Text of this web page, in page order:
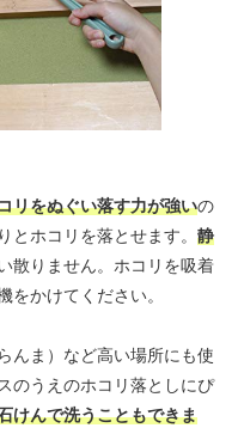
リをぬぐい落す力が強いの
とホコリを落とせます。 静
散りません。ホコリを吸着
をかけてください。
んま）など高い場所にも使
のうえのホコリ落としにぴ
けんで洗うこともできま